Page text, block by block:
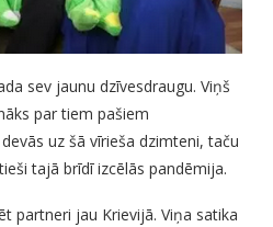
sev jaunu dzīvesdraugu. Viņš
par tiem pašiem
uz šā vīrieša dzimteni, taču
tajā brīdī izcēlās pandēmija.
partneri jau Krievijā. Viņa satika